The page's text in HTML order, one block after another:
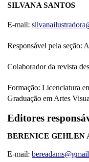
SILVANA SANTOS
E-mail: s
Responsável pela seção:
Colaborador da revista
Formação: Licenciatura
Graduação em Artes
Editores
BERENICE GEHLEN
E-mail: